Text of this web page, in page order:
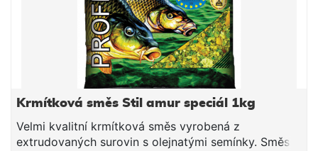
Krmítková směs Stil amur speciál 1kg
Velmi kvalitní krmítková směs vyrobená z
extrudovaných surovin s olejnatými semínky. Směs